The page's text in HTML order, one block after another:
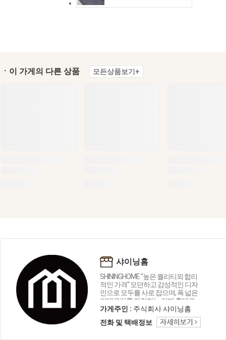
ㆍ이 가게의 다른 상품 모든상품보기+
샤이닝홈
SHININGHOME "높은 퀄리티외 합리
적인 가격" 모던하고 감성적인 디자
인으로 모두를 사로 잡으며, 폭 넓은
카테고리를 자랑하는 리빙 홈데코
인테리어 샤이닝홈입니다.
가게주인 : 주식회사 샤이닝홈
전화 및 택배정보